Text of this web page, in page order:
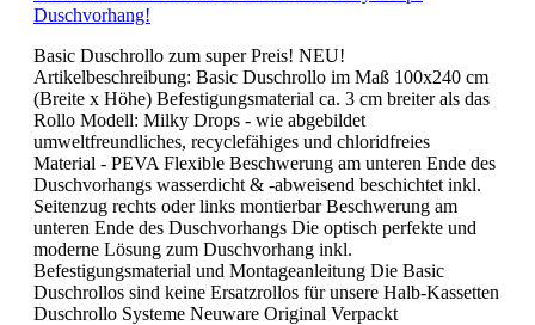
Duschvorhang!
Basic Duschrollo zum super Preis! NEU!
Artikelbeschreibung: Basic Duschrollo im Maß 100x240 cm
(Breite x Höhe) Befestigungsmaterial ca. 3 cm breiter als das
Rollo Modell: Milky Drops - wie abgebildet
umweltfreundliches, recyclefähiges und chloridfreies
Material - PEVA Flexible Beschwerung am unteren Ende des
Duschvorhangs wasserdicht & -abweisend beschichtet inkl.
Seitenzug rechts oder links montierbar Beschwerung am
unteren Ende des Duschvorhangs Die optisch perfekte und
moderne Lösung zum Duschvorhang inkl.
Befestigungsmaterial und Montageanleitung Die Basic
Duschrollos sind keine Ersatzrollos für unsere Halb-Kassetten
Duschrollo Systeme Neuware Original Verpackt